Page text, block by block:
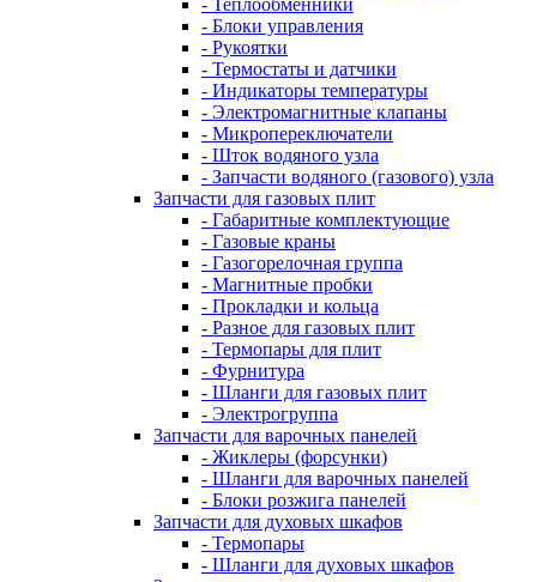
- Теплообменники
- Блоки управления
- Рукоятки
- Термостаты и датчики
- Индикаторы температуры
- Электромагнитные клапаны
- Микропереключатели
- Шток водяного узла
- Запчасти водяного (газового) узла
Запчасти для газовых плит
- Габаритные комплектующие
- Газовые краны
- Газогорелочная группа
- Магнитные пробки
- Прокладки и кольца
- Разное для газовых плит
- Термопары для плит
- Фурнитура
- Шланги для газовых плит
- Электрогруппа
Запчасти для варочных панелей
- Жиклеры (форсунки)
- Шланги для варочных панелей
- Блоки розжига панелей
Запчасти для духовых шкафов
- Термопары
- Шланги для духовых шкафов